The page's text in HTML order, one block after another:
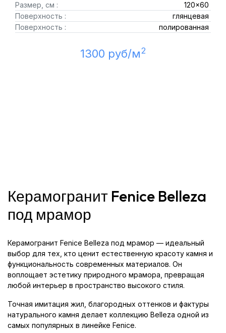
Размер, см :
120x60
Поверхность :
глянцевая
Поверхность :
полированная
1300 руб/м2
Керамогранит Fenice Belleza
под мрамор
Керамогранит Fenice Belleza под мрамор — идеальный
выбор для тех, кто ценит естественную красоту камня и
функциональность современных материалов. Он
воплощает эстетику природного мрамора, превращая
любой интерьер в пространство высокого стиля.
Точная имитация жил, благородных оттенков и фактуры
натурального камня делает коллекцию Belleza одной из
самых популярных в линейке Fenice.